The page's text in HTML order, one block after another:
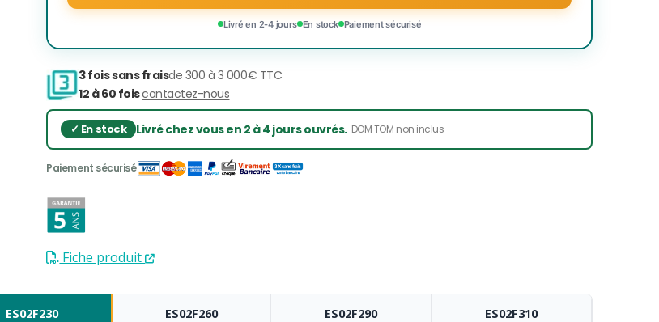
Livré en 2-4 jours En stock Paiement sécurisé
3 fois sans fraisde 300 à 3 000€ TTC
12 à 60 foiscontactez-nous
Livré chez vous en 2 à 4 jours ouvrés. DOM TOM non inclus
Fiche produit
ES02F230 ES02F260 ES02F290 ES02F310